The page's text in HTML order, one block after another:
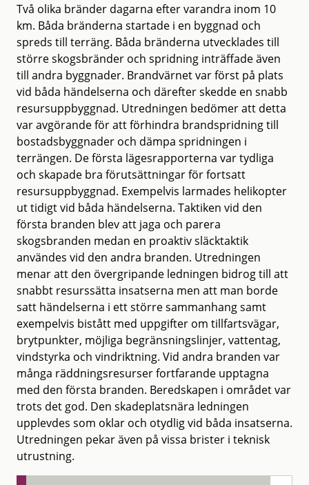
Två olika bränder dagarna efter varandra inom 10
km. Båda bränderna startade i en byggnad och
spreds till terräng. Båda bränderna utvecklades till
större skogsbränder och spridning inträffade även
till andra byggnader. Brandvärnet var först på plats
vid båda händelserna och därefter skedde en snabb
resursuppbyggnad. Utredningen bedömer att detta
var avgörande för att förhindra brandspridning till
bostadsbyggnader och dämpa spridningen i
terrängen. De första lägesrapporterna var tydliga
och skapade bra förutsättningar för fortsatt
resursuppbyggnad. Exempelvis larmades helikopter
ut tidigt vid båda händelserna. Taktiken vid den
första branden blev att jaga och parera
skogsbranden medan en proaktiv släcktaktik
användes vid den andra branden. Utredningen
menar att den övergripande ledningen bidrog till att
snabbt resurssätta insatserna men att man borde
satt händelserna i ett större sammanhang samt
exempelvis bistått med uppgifter om tillfartsvägar,
brytpunkter, möjliga begränsningslinjer, vattentag,
vindstyrka och vindriktning. Vid andra branden var
många räddningsresurser fortfarande upptagna
med den första branden. Beredskapen i området var
trots det god. Den skadeplatsnära ledningen
upplevdes som oklar och otydlig vid båda insatserna.
Utredningen pekar även på vissa brister i teknisk
utrustning.